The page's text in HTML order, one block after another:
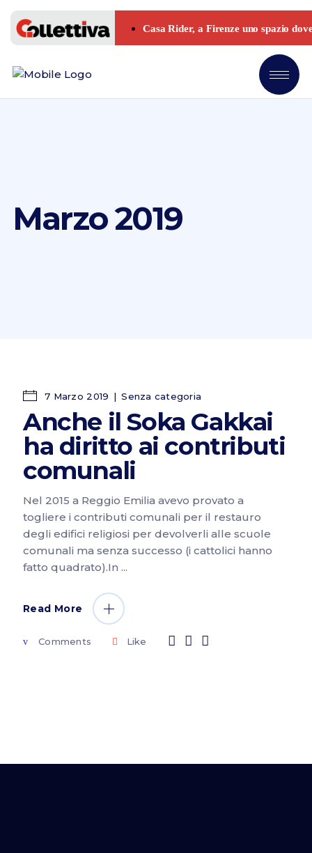
Marzo 2019
7 Marzo 2019 Senza categoria
Anche il Soka Gakkai
ha diritto ai contributi
comunali
Nel 2015 a Reggio Emilia avevo provato a
togliere i contributi comunali per il restauro
degli edifici religiosi per devolverli alle scuole
comunali ma senza successo (i cattolici hanno
fatto quadrato).In
Read More
Comments Like